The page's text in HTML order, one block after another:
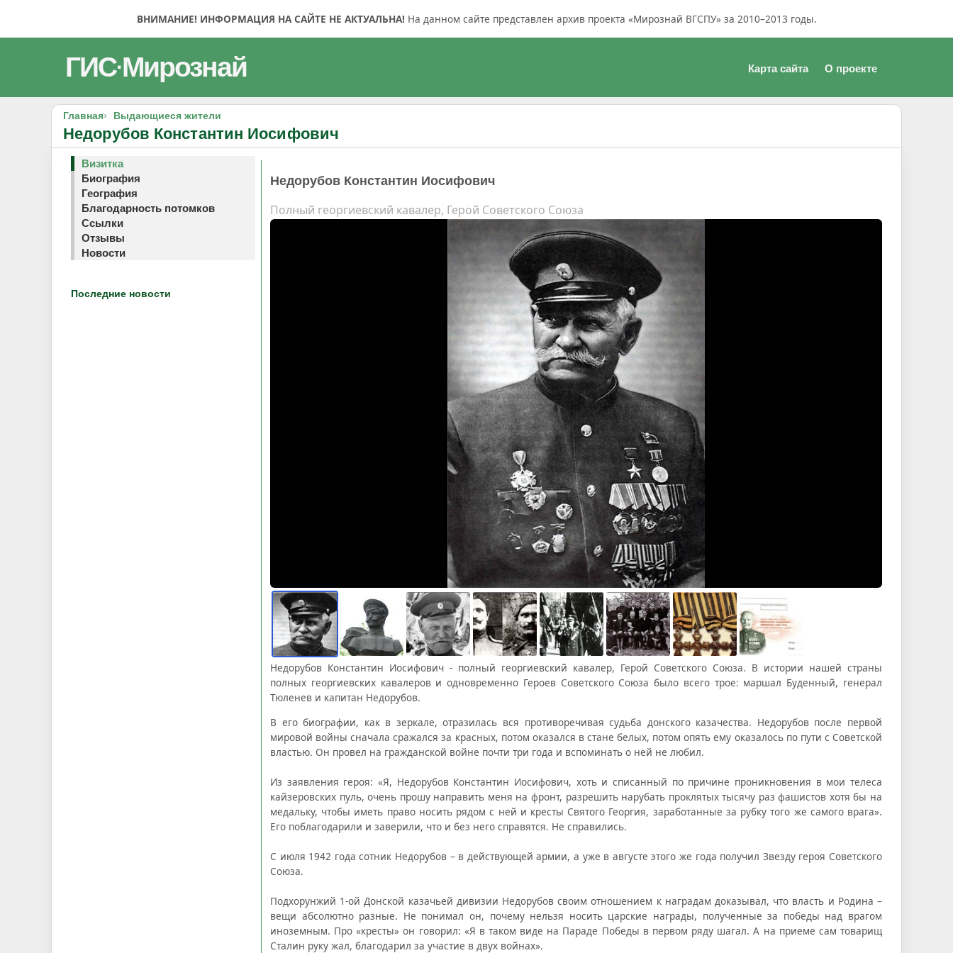
ВНИМАНИЕ! ИНФОРМАЦИЯ НА САЙТЕ НЕ АКТУАЛЬНА! На данном сайте представлен архив проекта «Мирознай ВГСПУ» за 2010–2013 годы.
ГИС·Мирознай Карта сайта О проекте
Главная Выдающиеся жители
Недорубов Константин Иосифович
Визитка
Биография
География
Благодарность потомков
Ссылки
Отзывы
Новости
Последние новости
Недорубов Константин Иосифович
Полный георгиевский кавалер, Герой Советского Союза
Недорубов Константин Иосифович - полный георгиевский кавалер, Герой Советского Союза. В истории нашей страны
полных георгиевских кавалеров и одновременно Героев Советского Союза было всего трое: маршал Буденный, генерал
Тюленев и капитан Недорубов.
В его биографии, как в зеркале, отразилась вся противоречивая судьба донского казачества. Недорубов после первой
мировой войны сначала сражался за красных, потом оказался в стане белых, потом опять ему оказалось по пути с Советской
властью. Он провел на гражданской войне почти три года и вспоминать о ней не любил.
Из заявления героя: «Я, Недорубов Константин Иосифович, хоть и списанный по причине проникновения в мои телеса
кайзеровских пуль, очень прошу направить меня на фронт, разрешить нарубать проклятых тысячу раз фашистов хотя бы на
медальку, чтобы иметь право носить рядом с ней и кресты Святого Георгия, заработанные за рубку того же самого врага».
Его поблагодарили и заверили, что и без него справятся. Не справились.
С июля 1942 года сотник Недорубов – в действующей армии, а уже в августе этого же года получил Звезду героя Советского
Союза.
Подхорунжий 1-ой Донской казачьей дивизии Недорубов своим отношением к наградам доказывал, что власть и Родина –
вещи абсолютно разные. Не понимал он, почему нельзя носить царские награды, полученные за победы над врагом
иноземным. Про «кресты» он говорил: «Я в таком виде на Параде Победы в первом ряду шагал. А на приеме сам товарищ
Сталин руку жал, благодарил за участие в двух войнах».